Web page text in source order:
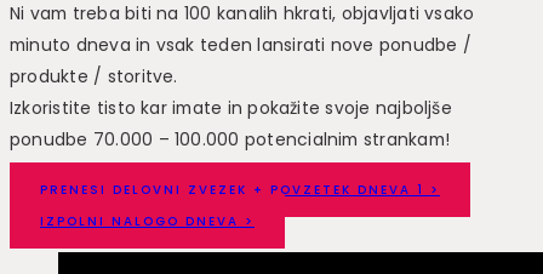
Ni vam treba biti na 100 kanalih hkrati, objavljati vsako
minuto dneva in vsak teden lansirati nove ponudbe /
produkte / storitve.
Izkoristite tisto kar imate in pokažite svoje najboljše
ponudbe 70.000 – 100.000 potencialnim strankam!
PRENESI DELOVNI ZVEZEK + POVZETEK DNEVA 1 >
IZPOLNI NALOGO DNEVA >